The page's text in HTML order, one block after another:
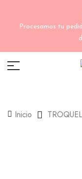
Procesamos tu
Inicio